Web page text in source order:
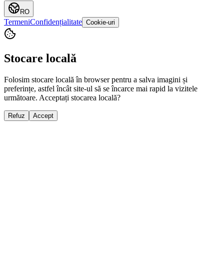
RO
TermeniConfidențialitate Cookie-uri
Stocare locală
Folosim stocare locală în browser pentru a salva imagini și
preferințe, astfel încât site-ul să se încarce mai rapid la vizitele
următoare. Acceptați stocarea locală?
Refuz Accept